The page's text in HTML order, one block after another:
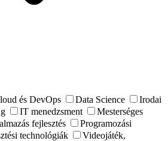
és DevOps Data Science
Irodai
IT menedzsment
Mesterséges
fejlesztés
Programozási
technológiák
Videojáték,